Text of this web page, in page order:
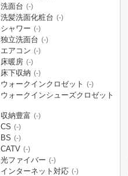
洗面台 (-)
洗髪洗面化粧台 (-)
シャワー (-)
独立洗面台 (-)
エアコン (-)
床暖房 (-)
床下収納 (-)
ウォークインクロゼット (-)
ウォークインシューズクロゼット
収納豊富 (-)
CS (-)
BS (-)
CATV (-)
光ファイバー (-)
インターネット対応 (-)